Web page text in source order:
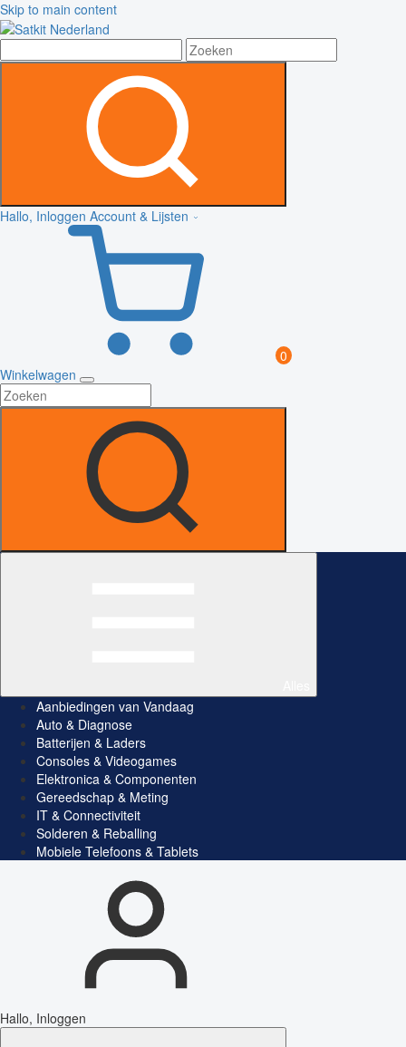
Skip to main content
Hallo, Inloggen Account & Lijsten
0
Winkelwagen
Aanbiedingen van Vandaag
Auto & Diagnose
Batterijen & Laders
Consoles & Videogames
Elektronica & Componenten
Gereedschap & Meting
IT & Connectiviteit
Solderen & Reballing
Mobiele Telefoons & Tablets
Hallo, Inloggen